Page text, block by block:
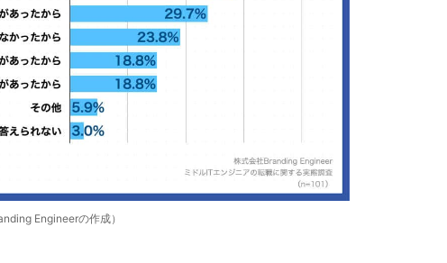
Engineerの作成）